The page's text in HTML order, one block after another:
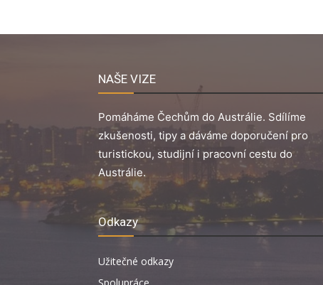
NAŠE VIZE
Pomáháme Čechům do Austrálie. Sdílíme
zkušenosti, tipy a dáváme doporučení pro
turistickou, studijní i pracovní cestu do
Austrálie.
Odkazy
Užitečné odkazy